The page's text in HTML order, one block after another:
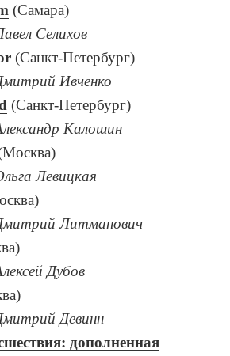
(Самара)
Селихов
(Санкт-Петербург)
Ивченко
(Санкт-Петербург)
Калошин
Левицкая
Литманович
Дубов
Девинн
дополненная